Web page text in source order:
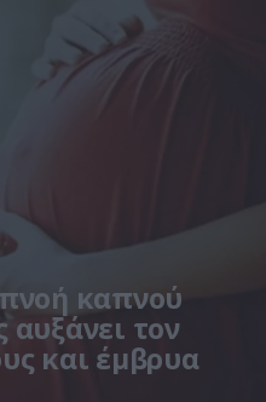
καπνού
αυξάνει τον
και έμβρυα